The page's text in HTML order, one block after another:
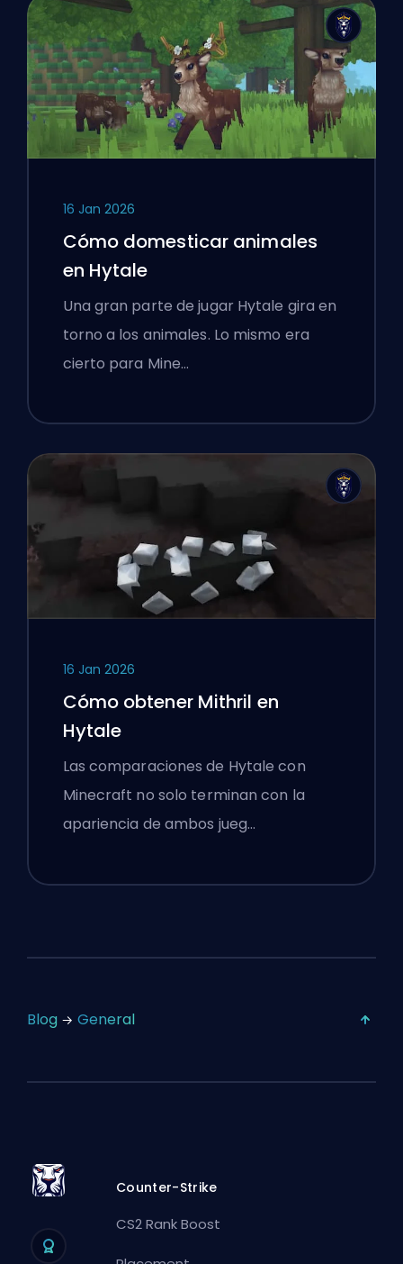
16 Jan 2026
Cómo domesticar animales
en Hytale
Una gran parte de jugar Hytale gira en
torno a los animales. Lo mismo era
cierto para Mine…
16 Jan 2026
Cómo obtener Mithril en
Hytale
Las comparaciones de Hytale con
Minecraft no solo terminan con la
apariencia de ambos jueg…
Blog General
Counter-Strike
CS2 Rank Boost